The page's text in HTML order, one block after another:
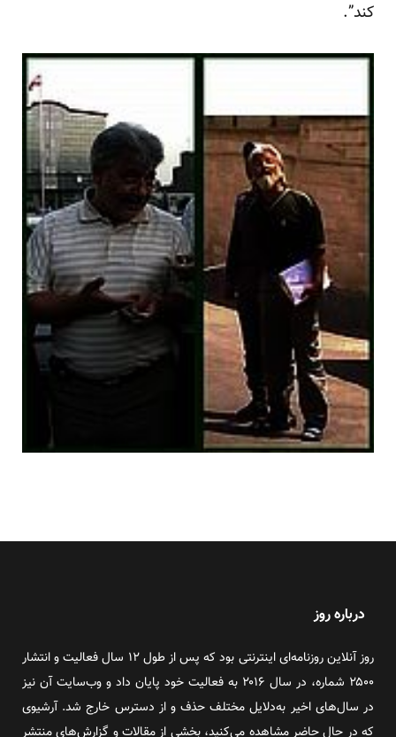
کند”.
درباره روز
روز آنلاین روزنامه‌ای اینترنتی بود که پس از طول ۱۲ سال فعالیت و انتشار
۲۵۰۰ شماره، در سال ۲۰۱۶ به فعالیت خود پایان داد و وب‌سایت آن نیز
در سال‌های اخیر به‌دلایل مختلف حذف و از دسترس خارج شد. آرشیوی
که در حال حاضر مشاهده می‌کنید، بخشی از مقالات و گزارش‌های منتشر